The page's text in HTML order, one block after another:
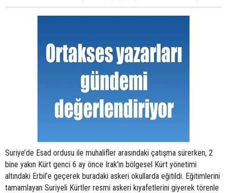
Suriye’de Esad ordusu ile muhalifler arasındaki çatışma sürerken, 2
bine yakın Kürt genci 6 ay önce Irak'ın bölgesel Kürt yönetimi
altındaki Erbil’e geçerek buradaki askeri okullarda eğitildi. Eğitimlerini
tamamlayan Suriyeli Kürtler resmi askeri kıyafetlerini giyerek törenle